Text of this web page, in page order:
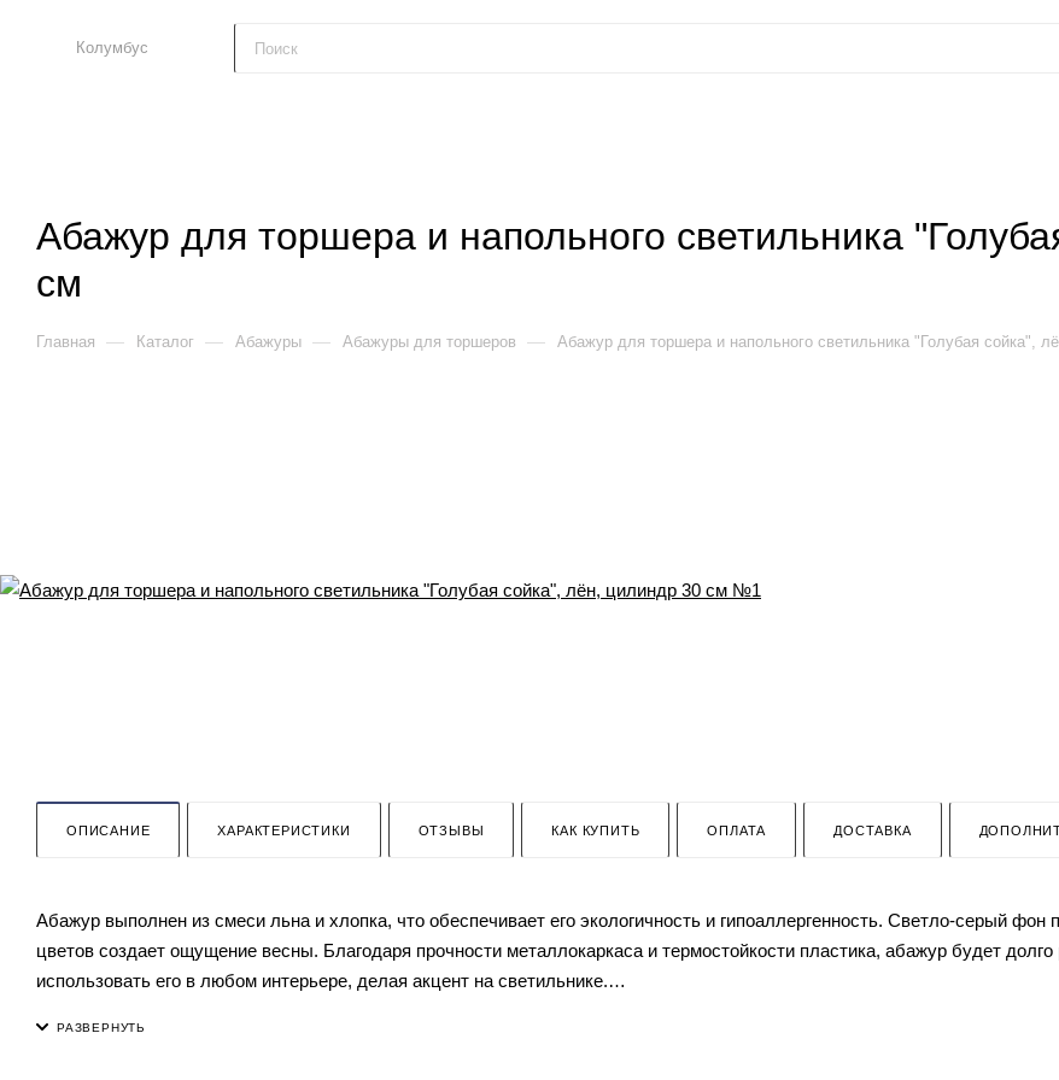
Колумбус
Абажур для торшера и напольного светильника
см
Главная — Каталог — Абажуры — Абажуры для торшеров — Абажур для торшера и напольного светильника "Голубая сойка",
ОПИСАНИЕ ХАРАКТЕРИСТИКИ ОТЗЫВЫ КАК КУПИТЬ ОПЛАТА ДОСТАВКА
Абажур выполнен из смеси льна и хлопка, что обеспечивает его экологичность и гипоаллергенность. Светло-серый
цветов создает ощущение весны. Благодаря прочности металлокаркаса и термостойкости пластика, абажур будет
использовать его в любом интерьере, делая акцент на светильнике.